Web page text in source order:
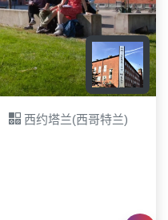
西约塔兰(西哥特兰)